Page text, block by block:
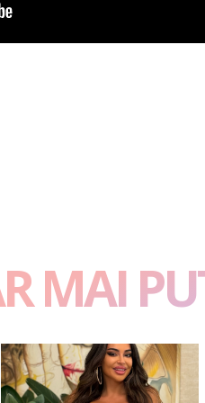
MAI